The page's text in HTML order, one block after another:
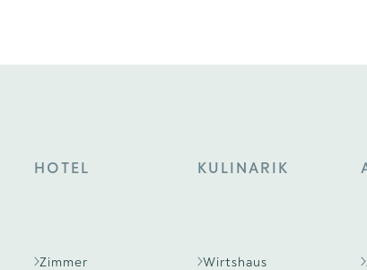
HOTEL
Zimmer
KULINARIK
Wirtshaus